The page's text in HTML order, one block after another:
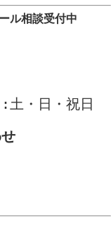
ル相談受付中
:土・日・祝日